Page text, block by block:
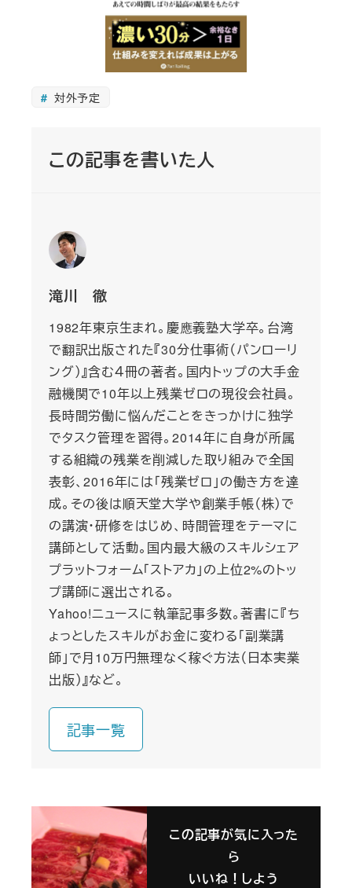
対外予定
この記事を書いた人
滝川 徹
1982年東京生まれ。慶應義塾大学卒。台湾
で翻訳出版された『30分仕事術（パンローリ
ング）』含む４冊の著者。国内トップの大手金
融機関で10年以上残業ゼロの現役会社員。
長時間労働に悩んだことをきっかけに独学
でタスク管理を習得。2014年に自身が所属
する組織の残業を削減した取り組みで全国
表彰、2016年には「残業ゼロ」の働き方を達
成。その後は順天堂大学や創業手帳（株）で
の講演・研修をはじめ、時間管理をテーマに
講師として活動。国内最大級のスキルシェア
プラットフォーム「ストアカ」の上位2%のトッ
プ講師に選出される。
Yahoo!ニュースに執筆記事多数。著書に『ち
ょっとしたスキルがお金に変わる「副業講
師」で月10万円無理なく稼ぐ方法（日本実業
出版）』など。
記事一覧
この記事が気に入った
ら
いいね！しよう